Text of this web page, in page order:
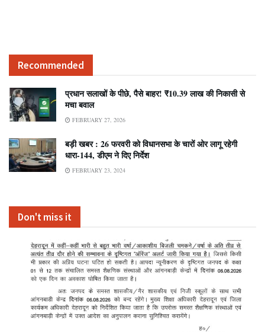
Recommended
प्रधान सलाखों के पीछे, पैसे बाहर! ₹10.39 लाख की निकासी से
मचा बवाल
FEBRUARY 27, 2026
बड़ी खबर : 26 फरवरी को विधानसभा के चारों ओर लागू रहेगी
धारा-144, डीएम ने दिए निर्देश
FEBRUARY 23, 2024
Don't miss it